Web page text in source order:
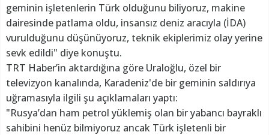
geminin işletenlerin Türk olduğunu biliyoruz, makine
dairesinde patlama oldu, insansız deniz aracıyla (İDA)
vurulduğunu düşünüyoruz, teknik ekiplerimiz olay yerine
sevk edildi" diye konuştu.
TRT Haber’in aktardığına göre Uraloğlu, özel bir
televizyon kanalında, Karadeniz'de bir geminin saldırıya
uğramasıyla ilgili şu açıklamaları yaptı:
"Rusya’dan ham petrol yüklemiş olan bir yabancı bayraklı
sahibini henüz bilmiyoruz ancak Türk işletenli bir